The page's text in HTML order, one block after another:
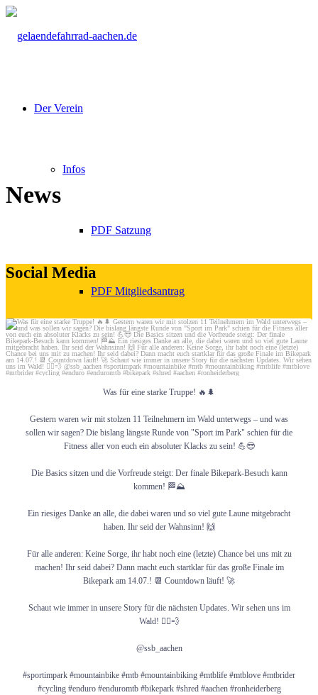
Der Verein
Infos
PDF Satzung
PDF Mitgliedsantrag
Werde Mitglied
Vorteile als Mitglied
Mitgliedsbeitrag
News
Social Media
Juli 8
Was für eine starke Truppe! 🔥🌲
Gestern waren wir mit stolzen 11 Teilnehmern im Wald unterwegs – und was
sollen wir sagen? Die bislang längste Runde von "Sport im Park" schien für die
Fitness aller von euch ein absoluter Klacks zu sein! 💪😎
Die Basics sitzen und die Vorfreude steigt: Der finale Bikepark-Besuch kann
kommen! 🏁⛰️
Ein riesiges Danke an alle, die dabei waren und so viel gute Laune mitgebracht
haben. Ihr seid der Wahnsinn! 🙌
Für alle anderen: Keine Sorge, ihr habt noch eine (letzte) Chance bei uns mit zu
machen! Ihr seid dabei? Dann macht euch startklar für das große Finale im
Bikepark am 14.07.! 📆 Countdown läuft! 🚀
Schaut wie immer in unsere Story für die nächsten Updates. Wir sehen uns im
Wald! 🚴‍♂️💨
@ssb_aachen
#sportimpark #mountainbike #mtb #mountainbiking #mtblife #mtblove #mtbrider
#cycling #enduro #enduromtb #bikepark #shred #aachen #ronheiderberg